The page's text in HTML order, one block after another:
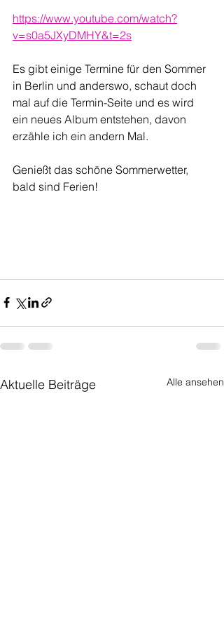
https://www.youtube.com/watch?
v=s0a5JXyDMHY&t=2s
Es gibt einige Termine für den Sommer
in Berlin und anderswo, schaut doch
mal auf die Termin-Seite und es wird
ein neues Album entstehen, davon
erzähle ich ein andern Mal.
Genießt das schöne Sommerwetter,
bald sind Ferien!
Aktuelle Beiträge Alle ansehen